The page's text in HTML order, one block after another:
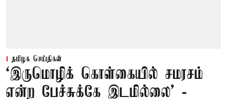
தமிழக செய்திகள்
‘இருமொழிக் கொள்கையில் சமரசம்
என்ற பேச்சுக்கே இடமில்லை’ -